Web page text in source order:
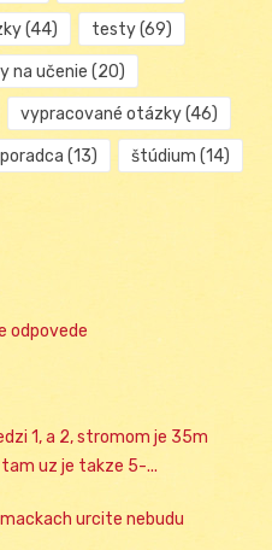
(44) testy(69)
na učenie (20)
vypracované otázky(46)
(13) štúdium (14)
odpovede
1, a 2, stromom je 35m
uz je takze 5-...
urcite nebudu